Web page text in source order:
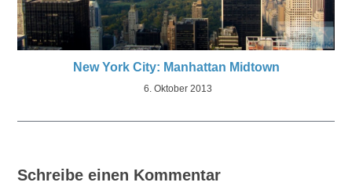
New York City: Manhattan Midtown
6. Oktober 2013
Schreibe einen Kommentar